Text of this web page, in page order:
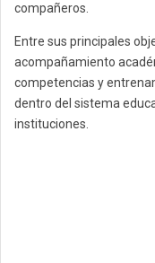
compañeros.
Entre sus principales
acompañamiento
competencias y
dentro del sistema
instituciones.